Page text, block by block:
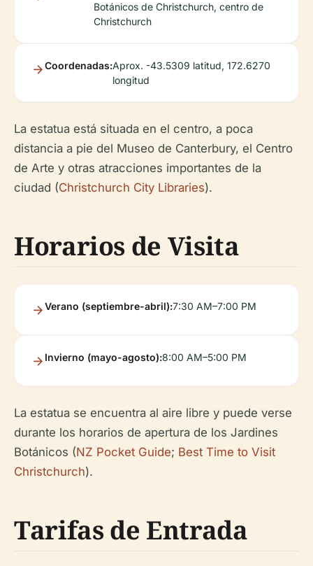
Botánicos de Christchurch, centro de
Christchurch
Coordenadas:Aprox. -43.5309 latitud, 172.6270
longitud
La estatua está situada en el centro, a poca
distancia a pie del Museo de Canterbury, el Centro
de Arte y otras atracciones importantes de la
ciudad (Christchurch City Libraries).
Horarios de Visita
Verano (septiembre-abril):7:30 AM–7:00 PM
Invierno (mayo-agosto):8:00 AM–5:00 PM
La estatua se encuentra al aire libre y puede verse
durante los horarios de apertura de los Jardines
Botánicos (NZ Pocket Guide; Best Time to Visit
Christchurch).
Tarifas de Entrada